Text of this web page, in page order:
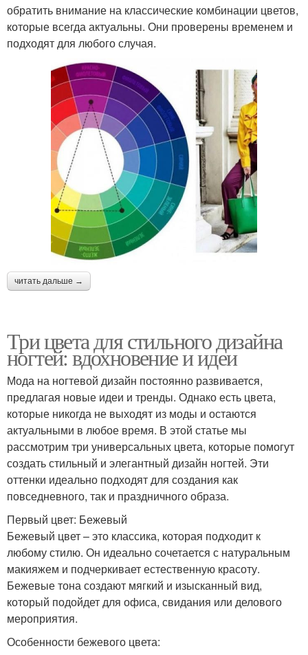
обратить внимание на классические комбинации цветов,
которые всегда актуальны. Они проверены временем и
подходят для любого случая.
читать дальше →
Три цвета для стильного дизайна
ногтей: вдохновение и идеи
Мода на ногтевой дизайн постоянно развивается,
предлагая новые идеи и тренды. Однако есть цвета,
которые никогда не выходят из моды и остаются
актуальными в любое время. В этой статье мы
рассмотрим три универсальных цвета, которые помогут
создать стильный и элегантный дизайн ногтей. Эти
оттенки идеально подходят для создания как
повседневного, так и праздничного образа.
Первый цвет: Бежевый
Бежевый цвет – это классика, которая подходит к
любому стилю. Он идеально сочетается с натуральным
макияжем и подчеркивает естественную красоту.
Бежевые тона создают мягкий и изысканный вид,
который подойдет для офиса, свидания или делового
мероприятия.
Особенности бежевого цвета: